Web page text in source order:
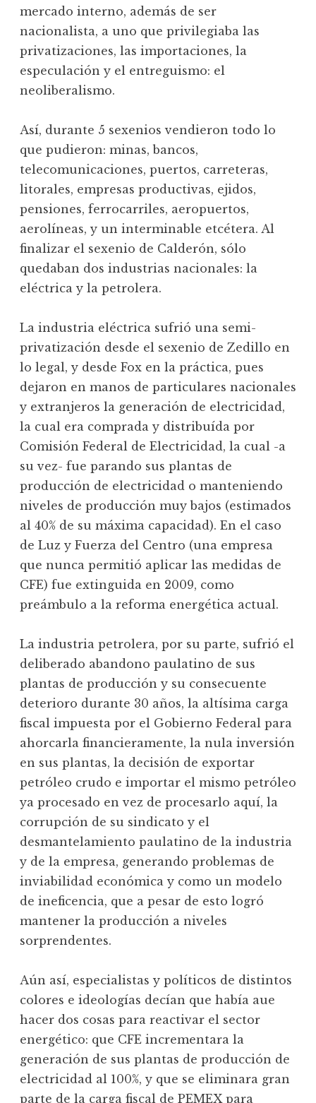
mercado interno, además de ser
nacionalista, a uno que privilegiaba las
privatizaciones, las importaciones, la
especulación y el entreguismo: el
neoliberalismo.
Así, durante 5 sexenios vendieron todo lo
que pudieron: minas, bancos,
telecomunicaciones, puertos, carreteras,
litorales, empresas productivas, ejidos,
pensiones, ferrocarriles, aeropuertos,
aerolíneas, y un interminable etcétera. Al
finalizar el sexenio de Calderón, sólo
quedaban dos industrias nacionales: la
eléctrica y la petrolera.
La industria eléctrica sufrió una semi-
privatización desde el sexenio de Zedillo en
lo legal, y desde Fox en la práctica, pues
dejaron en manos de particulares nacionales
y extranjeros la generación de electricidad,
la cual era comprada y distribuída por
Comisión Federal de Electricidad, la cual -a
su vez- fue parando sus plantas de
producción de electricidad o manteniendo
niveles de producción muy bajos (estimados
al 40% de su máxima capacidad). En el caso
de Luz y Fuerza del Centro (una empresa
que nunca permitió aplicar las medidas de
CFE) fue extinguida en 2009, como
preámbulo a la reforma energética actual.
La industria petrolera, por su parte, sufrió el
deliberado abandono paulatino de sus
plantas de producción y su consecuente
deterioro durante 30 años, la altísima carga
fiscal impuesta por el Gobierno Federal para
ahorcarla financieramente, la nula inversión
en sus plantas, la decisión de exportar
petróleo crudo e importar el mismo petróleo
ya procesado en vez de procesarlo aquí, la
corrupción de su sindicato y el
desmantelamiento paulatino de la industria
y de la empresa, generando problemas de
inviabilidad económica y como un modelo
de ineficencia, que a pesar de esto logró
mantener la producción a niveles
sorprendentes.
Aún así, especialistas y políticos de distintos
colores e ideologías decían que había aue
hacer dos cosas para reactivar el sector
energético: que CFE incrementara la
generación de sus plantas de producción de
electricidad al 100%, y que se eliminara gran
parte de la carga fiscal de PEMEX para